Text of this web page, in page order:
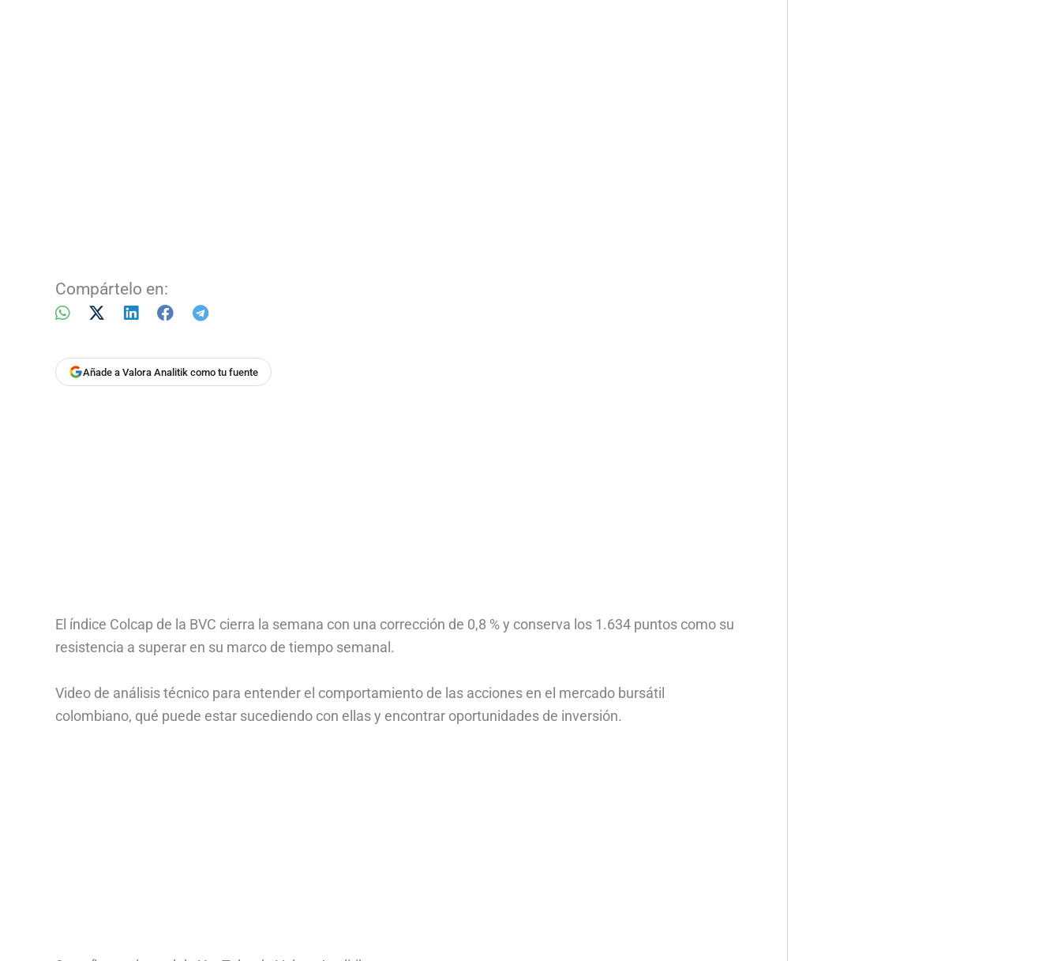
Compártelo en:
Añade a Valora Analitik como tu fuente
El índice Colcap de la BVC cierra la semana con una corrección de 0,8 % y conserva los 1.634 puntos como su
resistencia a superar en su marco de tiempo semanal.
Video de análisis técnico para entender el comportamiento de las acciones en el mercado bursátil
colombiano, qué puede estar sucediendo con ellas y encontrar oportunidades de inversión.